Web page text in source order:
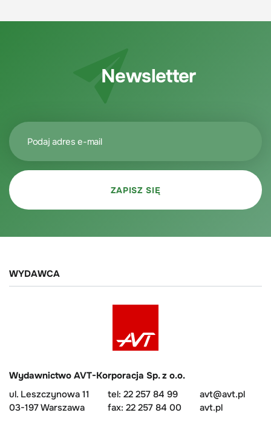
Newsletter
WYDAWCA
Wydawnictwo AVT-Korporacja Sp. z o.o.
ul. Leszczynowa 11
03-197 Warszawa
tel: 22 257 84 99
fax: 22 257 84 00
avt@avt.pl
avt.pl